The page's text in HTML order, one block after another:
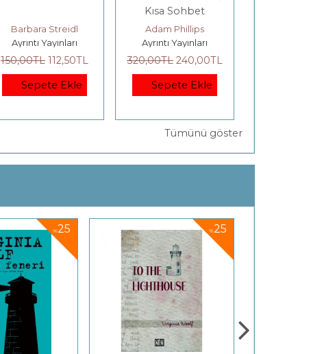
Barbara Streidl
Ayrıntı Yayınları
150,00TL 112,50TL
Sepete Ekle
Kısa Sohbet
Adam Phillips
Ayrıntı Yayınları
320,00TL 240,00TL
Sepete Ekle
Tümünü göster
%25 %25